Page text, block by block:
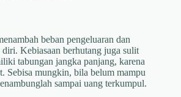
beban pengeluaran dan
Kebiasaan berhutang juga sulit
tabungan jangka panjang, karena
Sebisa mungkin, bila belum mampu
sampai uang terkumpul.